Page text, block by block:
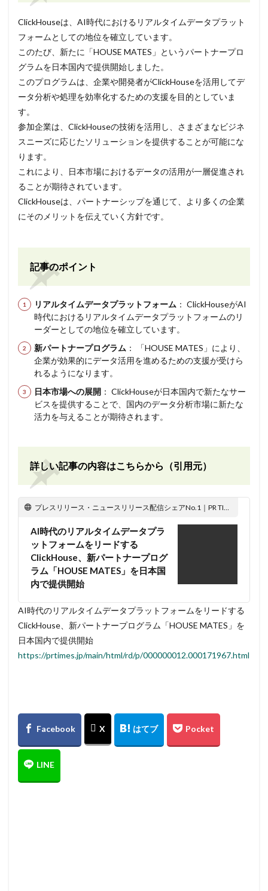
ClickHouseは、AI時代におけるリアルタイムデータプラット
フォームとしての地位を確立しています。
このたび、新たに「HOUSE MATES」というパートナープロ
グラムを日本国内で提供開始しました。
このプログラムは、企業や開発者がClickHouseを活用してデ
ータ分析や処理を効率化するための支援を目的としていま
す。
参加企業は、ClickHouseの技術を活用し、さまざまなビジネ
スニーズに応じたソリューションを提供することが可能にな
ります。
これにより、日本市場におけるデータの活用が一層促進され
ることが期待されています。
ClickHouseは、パートナーシップを通じて、より多くの企業
にそのメリットを伝えていく方針です。
記事のポイント
リアルタイムデータプラットフォーム ： ClickHouseがAI
時代におけるリアルタイムデータプラットフォームのリ
ーダーとしての地位を確立しています。
新パートナープログラム ： 「HOUSE MATES」により、
企業が効果的にデータ活用を進めるための支援が受けら
れるようになります。
日本市場への展開 ： ClickHouseが日本国内で新たなサー
ビスを提供することで、国内のデータ分析市場に新たな
活力を与えることが期待されます。
詳しい記事の内容はこちらから（引用元）
プレスリリース・ニュースリリース配信シェアNo.1｜PR TIMES
AI時代のリアルタイムデータプラ
ットフォームをリードする
ClickHouse、新パートナープログ
ラム「HOUSE MATES」を日本国
内で提供開始
AI時代のリアルタイムデータプラットフォームをリードする
ClickHouse、新パートナープログラム「HOUSE MATES」を
日本国内で提供開始
https://prtimes.jp/main/html/rd/p/000000012.000171967.html